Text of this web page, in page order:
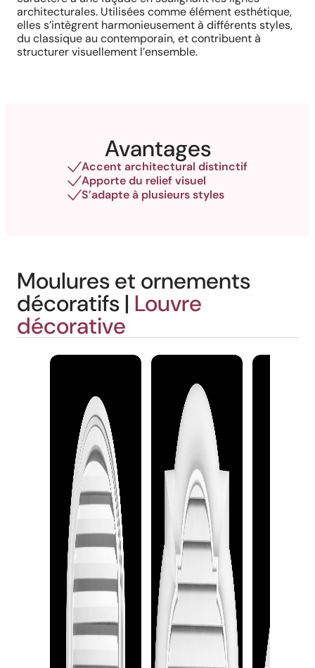
architecturales. Utilisées comme élément esthétique,
elles s’intègrent harmonieusement à différents styles,
du classique au contemporain, et contribuent à
structurer visuellement l’ensemble.
Avantages
Accent architectural distinctif
Apporte du relief visuel
S’adapte à plusieurs styles
Moulures et ornements
décoratifs | Louvre
décorative